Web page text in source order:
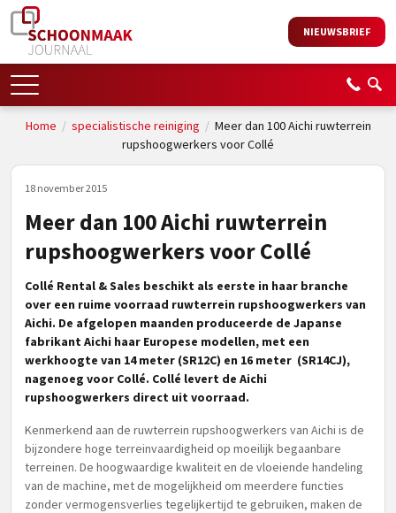
NIEUWSBRIEF
Home / specialistische reiniging / Meer dan 100 Aichi ruwterrein
rupshoogwerkers voor Collé
18 november 2015
Meer dan 100 Aichi ruwterrein
rupshoogwerkers voor Collé
Collé Rental & Sales beschikt als eerste in haar branche
over een ruime voorraad ruwterrein rupshoogwerkers van
Aichi. De afgelopen maanden produceerde de Japanse
fabrikant Aichi haar Europese modellen, met een
werkhoogte van 14 meter (SR12C) en 16 meter (SR14CJ),
nagenoeg voor Collé. Collé levert de Aichi
rupshoogwerkers direct uit voorraad.
Kenmerkend aan de ruwterrein rupshoogwerkers van Aichi is de
bijzondere hoge terreinvaardigheid op moeilijk begaanbare
terreinen. De hoogwaardige kwaliteit en de vloeiende handeling
van de machine, met de mogelijkheid om meerdere functies
zonder vermogensverlies tegelijkertijd te gebruiken, maken de